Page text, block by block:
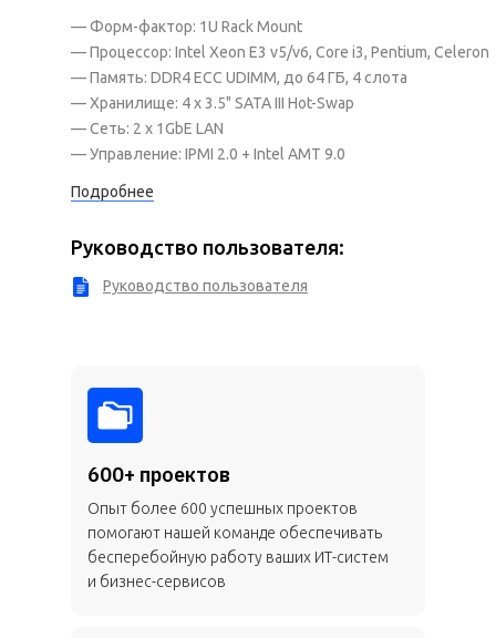
— Форм-фактор: 1U Rack Mount
— Процессор: Intel Xeon E3 v5/v6, Core i3, Pentium, Celeron
— Память: DDR4 ECC UDIMM, до 64 ГБ, 4 слота
— Хранилище: 4 x 3.5" SATA III Hot-Swap
— Сеть: 2 x 1GbE LAN
— Управление: IPMI 2.0 + Intel AMT 9.0
Руководство пользователя
Подробнее
Руководство пользователя:
600+ проектов
Опыт более 600 успешных проектов
помогают нашей команде обеспечивать
бесперебойную работу ваших ИТ-систем
и бизнес-сервисов